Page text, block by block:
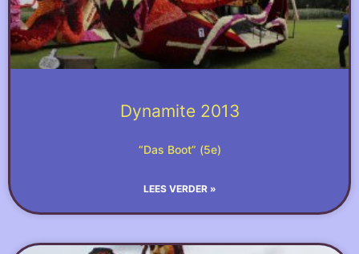
Dynamite 2013
“Das Boot” (5e)
LEES VERDER »